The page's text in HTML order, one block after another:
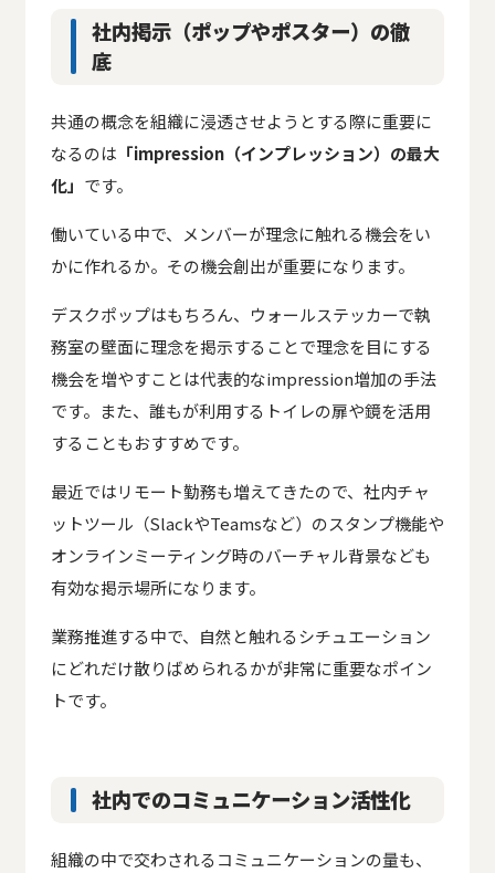
社内掲示（ポップやポスター）の徹
底
共通の概念を組織に浸透させようとする際に重要に
なるのは 「impression（インプレッション）の最大
化」 です。
働いている中で、メンバーが理念に触れる機会をい
かに作れるか。その機会創出が重要になります。
デスクポップはもちろん、ウォールステッカーで執
務室の壁面に理念を掲示することで理念を目にする
機会を増やすことは代表的なimpression増加の手法
です。また、誰もが利用するトイレの扉や鏡を活用
することもおすすめです。
最近ではリモート勤務も増えてきたので、社内チャ
ットツール（SlackやTeamsなど）のスタンプ機能や
オンラインミーティング時のバーチャル背景なども
有効な掲示場所になります。
業務推進する中で、自然と触れるシチュエーション
にどれだけ散りばめられるかが非常に重要なポイン
トです。
社内でのコミュニケーション活性化
組織の中で交わされるコミュニケーションの量も、